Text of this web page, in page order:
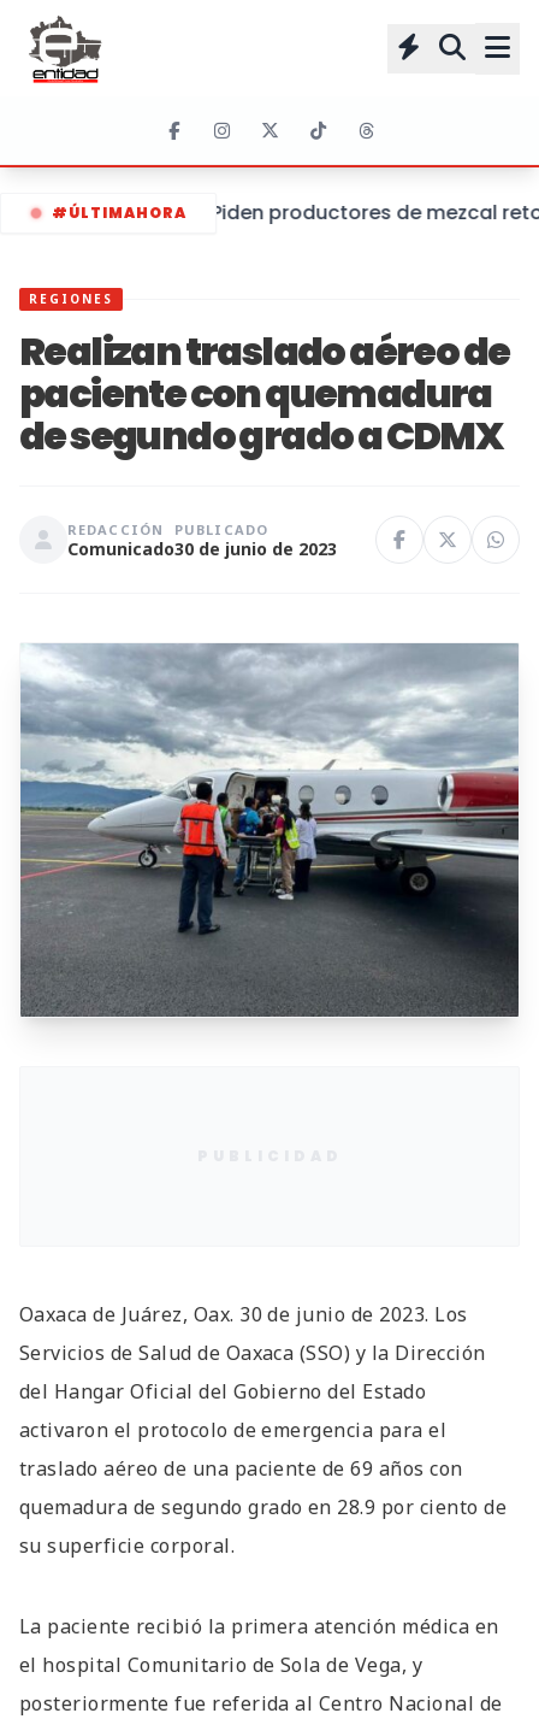
#ÚLTIMAHORA Piden productores de mezcal
REGIONES
Realizan traslado aéreo de
paciente con quemadura
de segundo grado a CDMX
REDACCIÓN
Comunicado
PUBLICADO
30 de junio de 2023
Oaxaca de Juárez, Oax. 30 de junio de 2023. Los
Servicios de Salud de Oaxaca (SSO) y la Dirección
del Hangar Oficial del Gobierno del Estado
activaron el protocolo de emergencia para el
traslado aéreo de una paciente de 69 años con
quemadura de segundo grado en 28.9 por ciento de
su superficie corporal.
La paciente recibió la primera atención médica en
el hospital Comunitario de Sola de Vega, y
posteriormente fue referida al Centro Nacional de